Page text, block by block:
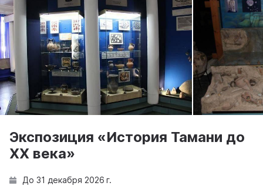
Экспозиция «История Тамани до
XX века»
До 31 декабря 2026 г.